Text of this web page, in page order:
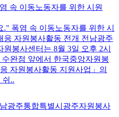
속 이동노동자를 위한 시원
폭염 속 이동노동자를 위한 시
응 자원봉사활동 전개 전남광주
봉사센터는 8월 3일 오후 2시
완점 앞에서 한국중앙자원봉
자원봉사활동 지원사업」의
쉬..
광주통합특별시광주자원봉사